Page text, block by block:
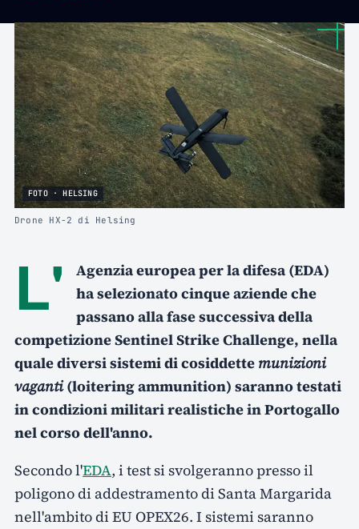
FOTO · HELSING
Drone HX-2 di Helsing
L'
Agenzia europea per la difesa (EDA)
ha selezionato cinque aziende che
passano alla fase successiva della
competizione Sentinel Strike Challenge, nella
quale diversi sistemi di cosiddette munizioni
vaganti(loitering ammunition) saranno testati
in condizioni militari realistiche in Portogallo
nel corso dell'anno.
Secondo l'EDA, i test si svolgeranno presso il
poligono di addestramento di Santa Margarida
nell'ambito di EU OPEX26. I sistemi saranno